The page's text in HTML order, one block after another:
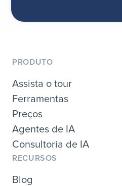
PRODUTO
Assista o tour
Ferramentas
Preços
Agentes de IA
Consultoria de IA
RECURSOS
Blog